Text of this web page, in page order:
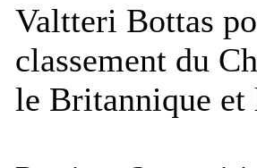
Valtteri Bottas
classement du
le Britannique et